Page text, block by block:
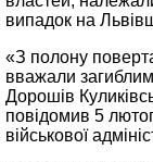
випадок на
«З полону
вважали
Дорошів
повідомив 5
військової